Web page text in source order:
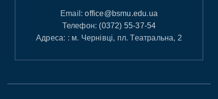
Email:office@bsmu.edu.ua
Телефон: (0372) 55-37-54
Адреса: : м. Чернівці, пл. Театральна, 2